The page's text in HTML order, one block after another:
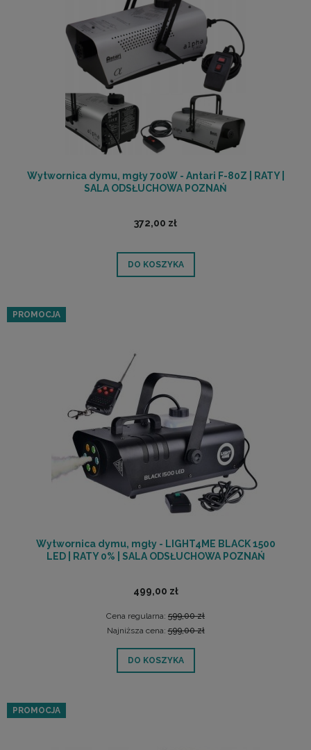
Wytwornica dymu, mgły 700W - Antari F-80Z | RATY |
SALA ODSŁUCHOWA POZNAŃ
372,00 zł
DO KOSZYKA
Wytwornica dymu, mgły - LIGHT4ME BLACK 1500
LED | RATY 0% | SALA ODSŁUCHOWA POZNAŃ
499,00 zł
Cena regularna: 599,00 zł
Najniższa cena:599,00 zł
DO KOSZYKA
PROMOCJA
PROMOCJA